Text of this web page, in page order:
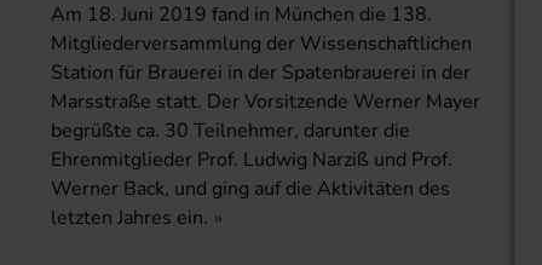
Am 18. Juni 2019 fand in München die 138.
Mitgliederversammlung der Wissenschaftlichen
Station für Brauerei in der Spatenbrauerei in der
Marsstraße statt. Der Vorsitzende Werner Mayer
begrüßte ca. 30 Teilnehmer, darunter die
Ehrenmitglieder Prof. Ludwig Narziß und Prof.
Werner Back, und ging auf die Aktivitäten des
letzten Jahres ein.